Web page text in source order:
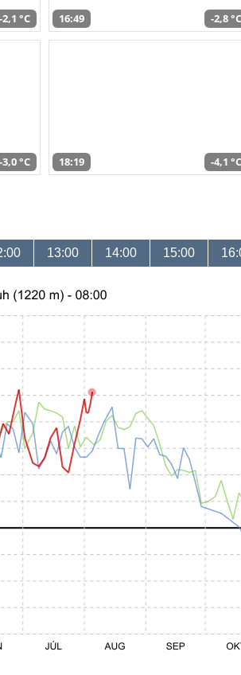
-2,1 °C 16:49 -2,8 °C
-3,0 °C 18:19 -4,1 °C
13:00 14:00 15:00